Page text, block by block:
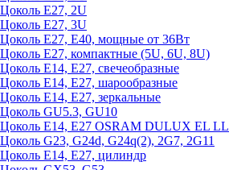
Цоколь Е27, 2U
Цоколь Е27, 3U
Цоколь Е27, Е40, мощные от 36Вт
Цоколь Е27, компактные (5U, 6U, 8U)
Цоколь Е14, Е27, свечеобразные
Цоколь Е14, Е27, шарообразные
Цоколь Е14, Е27, зеркальные
Цоколь GU5.3, GU10
Цоколь Е14, Е27 OSRAM DULUX EL LL
Цоколь G23, G24d, G24q(2), 2G7, 2G11
Цоколь Е14, Е27, цилиндр